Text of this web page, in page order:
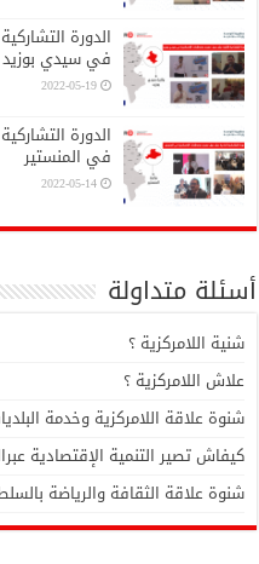
في سيدي بوزيد
2022-05-19
في المنستير
2022-05-14
أسئلة متداولة
شنية اللامركزية ؟
علاش اللامركزية ؟
شنوة علاقة اللامركزية وخدمة
كيفاش تصير التنمية الإقتصادية
شنوة علاقة الثقافة والرياضة